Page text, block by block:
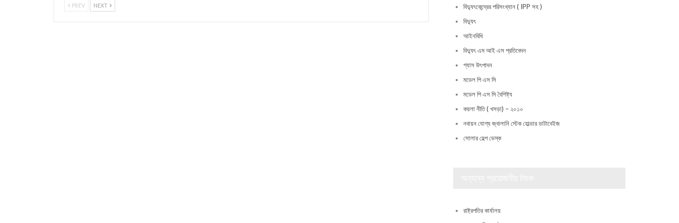
PREV NEXT
বিদ্যুৎকেন্দ্রের পরিসংখ্যান ( IPP সহ )
বিদ্যুৎ
আইনবিধি
বিদ্যুৎ এম আই এস প্রতিবেদন
গ্যাস উৎপাদন
মডেল পি এস সি
মডেল পি এস সি বৈশিষ্ট্য
কয়লা নীতি ( খসড়া) – ২০১০
নবায়ন যোগ্য জ্বালানি স্টেক হোল্ডার ডাটাবেইজ
সোলার হেল্প ডেস্ক
রাষ্ট্রপতির কার্যালয়